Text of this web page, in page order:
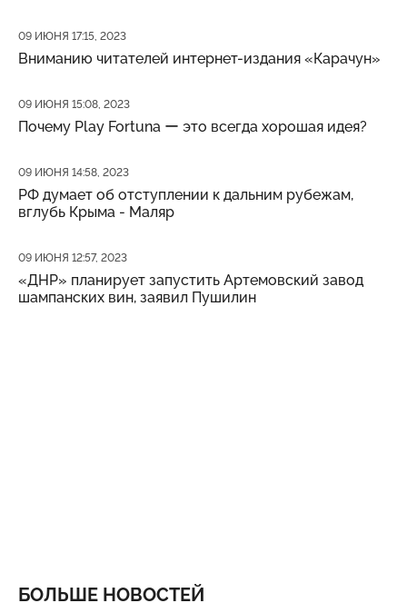
Дата публикации
09 ИЮНЯ 17:15, 2023
Вниманию читателей интернет-издания «Карачун»
Дата публикации
09 ИЮНЯ 15:08, 2023
Почему Play Fortuna ー это всегда хорошая идея?
Дата публикации
09 ИЮНЯ 14:58, 2023
РФ думает об отступлении к дальним рубежам,
вглубь Крыма - Маляр
Дата публикации
09 ИЮНЯ 12:57, 2023
«ДНР» планирует запустить Артемовский завод
шампанских вин, заявил Пушилин
БОЛЬШЕ НОВОСТЕЙ